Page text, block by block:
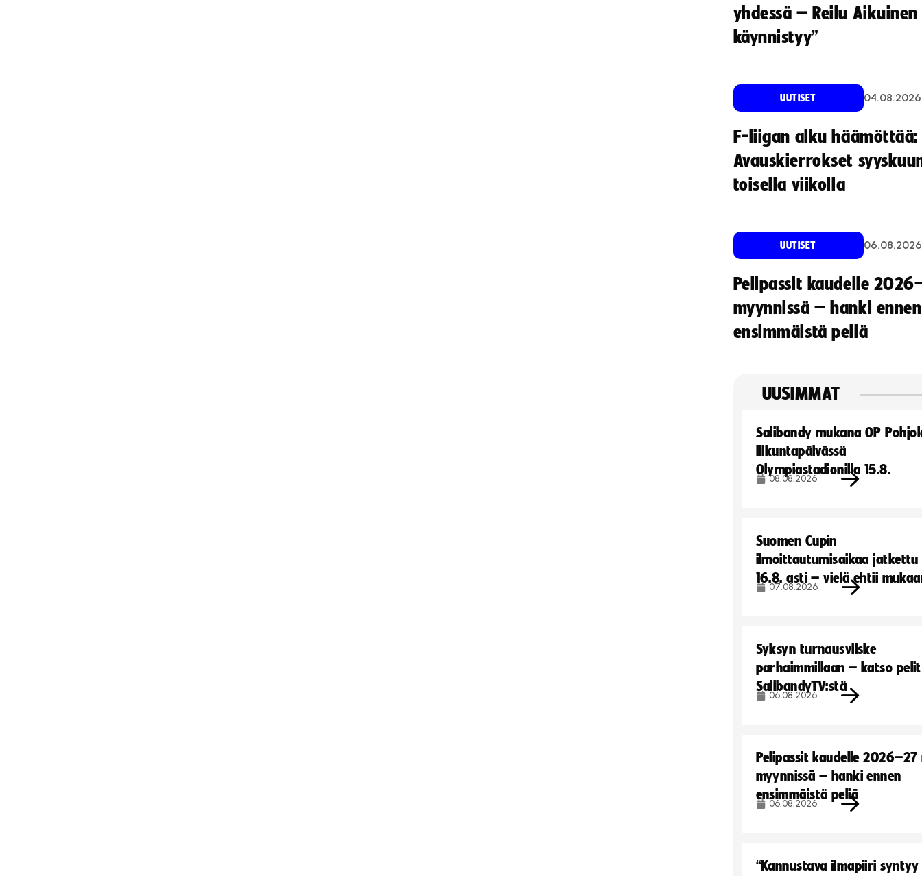
yhdessä – Reilu
käynnistyy”
UUTISET 04.08.2026
F-liigan alku häämöttää:
Avauskierrokset
toisella viikolla
UUTISET 06.08.2026
Pelipassit kaudelle
myynnissä – hanki ennen
ensimmäistä peliä
UUSIMMAT
Salibandy mukana OP
liikuntapäivässä
Olympiastadionilla 15.8.
08.08.2026
Suomen Cupin
ilmoittautumisaikaa jatkettu
16.8. asti – vielä ehtii
07.08.2026
Syksyn turnausvilske
parhaimmillaan – katso pelit
SalibandyTV:stä
06.08.2026
Pelipassit kaudelle
myynnissä – hanki ennen
ensimmäistä peliä
06.08.2026
“Kannustava ilmapiiri syntyy